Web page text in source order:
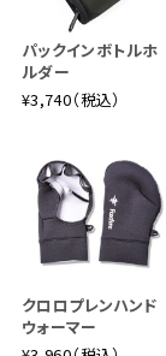
パックインボトルホ
ルダー
¥3,740（税込）
クロロプレンハンド
ウォーマー